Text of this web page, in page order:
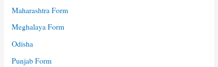
Maharashtra Form
Meghalaya Form
Odisha
Punjab Form